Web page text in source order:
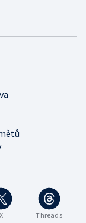
X Threads